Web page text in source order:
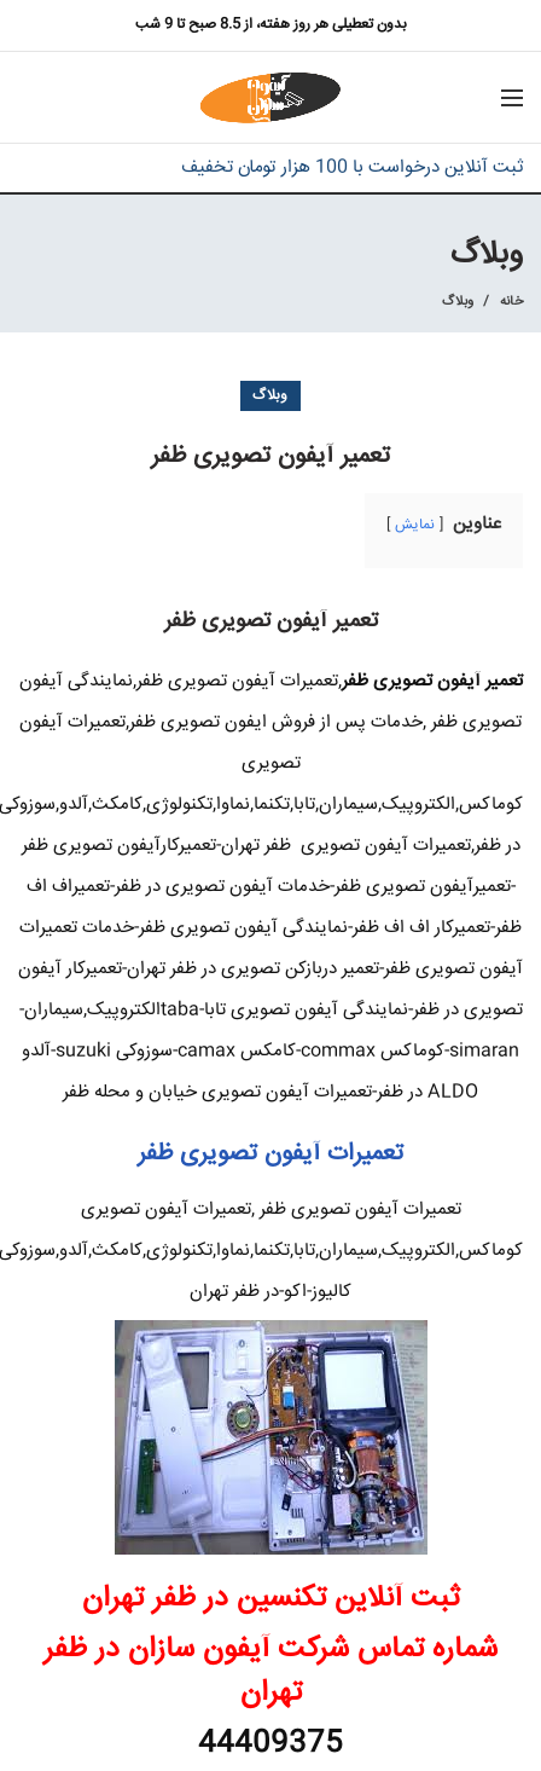
بدون تعطیلی هر روز هفته، از 8.5 صبح تا 9 شب
ثبت آنلاین درخواست با 100 هزار تومان تخفیف
وبلاگ
خانه وبلاگ
وبلاگ
تعمیر آیفون تصویری ظفر
عناوین نمایش
تعمیر آیفون تصویری ظفر
تعمیر آیفون تصویری ظفر,تعمیرات آیفون تصویری ظفر,نمایندگی آیفون
تصویری ظفر ,خدمات پس از فروش ایفون تصویری ظفر,تعمیرات آیفون
تصویری
کوماکس,الکتروپیک,سیماران,تابا,تکنما,نماوا,تکنولوژی,کامکث,آلدو,سوزوکی
در ظفر,تعمیرات آیفون تصویری ظفر تهران-تعمیرکارآیفون تصویری ظفر
-تعمیرآیفون تصویری ظفر-خدمات آیفون تصویری در ظفر-تعمیراف اف
ظفر-تعمیرکار اف اف ظفر-نمایندگی آیفون تصویری ظفر-خدمات تعمیرات
آیفون تصویری ظفر-تعمیر دربازکن تصویری در ظفر تهران-تعمیرکار آیفون
تصویری در ظفر-نمایندگی آیفون تصویری تابا-tabaالکتروپیک,سیماران-
simaran-کوماکس commax-کامکس camax-سوزوکی suzuki-آلدو
ALDO در ظفر-تعمیرات آیفون تصویری خیابان و محله ظفر
تعمیرات آیفون تصویری ظفر
تعمیرات آیفون تصویری ظفر ,تعمیرات آیفون تصویری
کوماکس,الکتروپیک,سیماران,تابا,تکنما,نماوا,تکنولوژی,کامکث,آلدو,سوزوکی
کالیوز-اکو-در ظفر تهران
ثبت آنلاین تکنسین در ظفر تهران
شماره تماس شرکت آیفون سازان در ظفر
تهران
44409375